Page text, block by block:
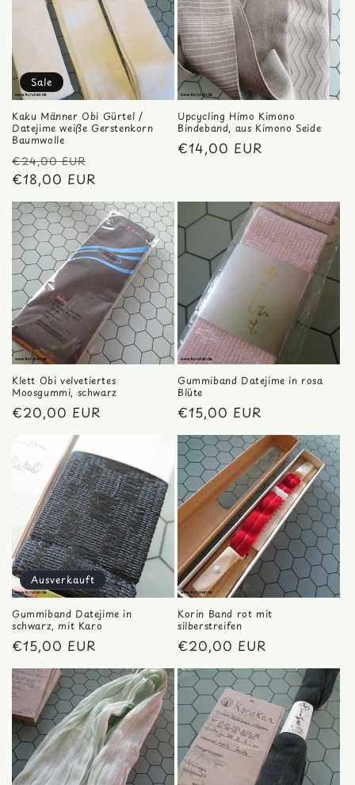
Sale
Kaku Männer Obi Gürtel /
Datejime weiße Gerstenkorn
Baumwolle
Normaler
Preis
€24,00 EUR
Verkaufspreis
€18,00 EUR
Upcycling Himo Kimono
Bindeband, aus Kimono Seide
Normaler
€14,00 EUR
Klett Obi velvetiertes
Moosgummi, schwarz
Normaler
€20,00 EUR
Gummiband Datejime in rosa
Blüte
Normaler
Preis
€15,00 EUR
Ausverkauft
Gummiband Datejime in
schwarz, mit Karo
Normaler
Preis
€15,00 EUR
Korin Band rot mit
silberstreifen
Normaler
Preis
€20,00 EUR